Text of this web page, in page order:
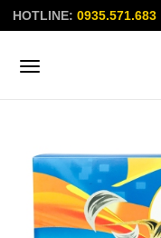
HOTLINE: 0935.571.683